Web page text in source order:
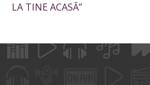
LA TINE ACASĂ”